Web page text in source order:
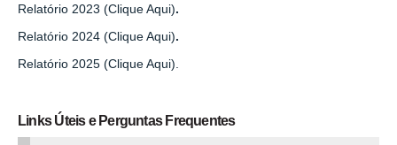
Relatório 2023 (Clique Aqui).
Relatório 2024 (Clique Aqui).
Relatório 2025 (Clique Aqui).
Links Úteis e Perguntas Frequentes